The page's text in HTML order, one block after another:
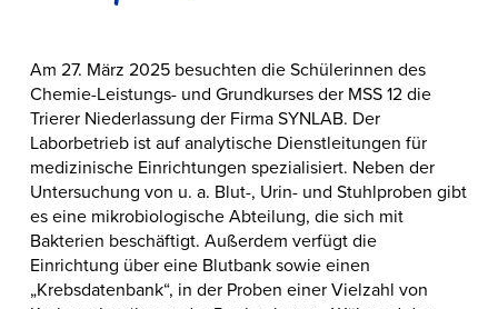
Am 27. März 2025 besuchten die Schülerinnen des
Chemie-Leistungs- und Grundkurses der MSS 12 die
Trierer Niederlassung der Firma SYNLAB. Der
Laborbetrieb ist auf analytische Dienstleitungen für
medizinische Einrichtungen spezialisiert. Neben der
Untersuchung von u. a. Blut-, Urin- und Stuhlproben gibt
es eine mikrobiologische Abteilung, die sich mit
Bakterien beschäftigt. Außerdem verfügt die
Einrichtung über eine Blutbank sowie einen
„Krebsdatenbank“, in der Proben einer Vielzahl von